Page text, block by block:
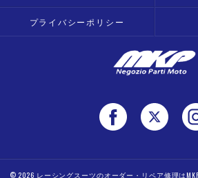
プライバシーポリシー
© 2026 レーシングスーツのオーダー・リペア修理はMKP